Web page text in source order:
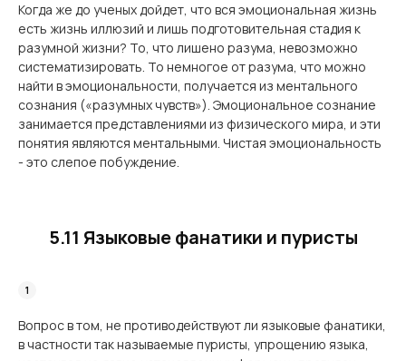
Когда же до ученых дойдет, что вся эмоциональная жизнь
есть жизнь иллюзий и лишь подготовительная стадия к
разумной жизни? То, что лишено разума, невозможно
систе­матизировать. То немногое от разума, что можно
найти в эмоциональности, получается из ментального
сознания («разумных чувств»). Эмоциональное сознание
занимается представлениями из физического мира, и эти
понятия являются ментальными. Чистая эмоциональность
- это слепое побуждение.
5.11 Языковые фанатики и пуристы
Вопрос в том, не противодействуют ли языковые фанатики,
в частности так называ­емые пуристы, упрощению языка,